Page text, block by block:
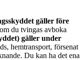
gäller före
du tvingas avboka
gäller under
hemtransport, försenat
Du kan ha det ena